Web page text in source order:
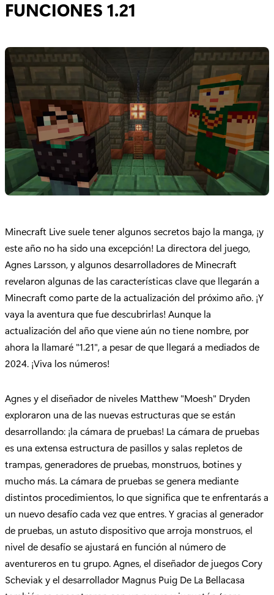
FUNCIONES 1.21
Minecraft Live suele tener algunos secretos bajo la manga, ¡y
este año no ha sido una excepción! La directora del juego,
Agnes Larsson, y algunos desarrolladores de Minecraft
revelaron algunas de las características clave que llegarán a
Minecraft como parte de la actualización del próximo año. ¡Y
vaya la aventura que fue descubrirlas! Aunque la
actualización del año que viene aún no tiene nombre, por
ahora la llamaré "1.21", a pesar de que llegará a mediados de
2024. ¡Viva los números!
Agnes y el diseñador de niveles Matthew "Moesh" Dryden
exploraron una de las nuevas estructuras que se están
desarrollando: ¡la cámara de pruebas! La cámara de pruebas
es una extensa estructura de pasillos y salas repletos de
trampas, generadores de pruebas, monstruos, botines y
mucho más. La cámara de pruebas se genera mediante
distintos procedimientos, lo que significa que te enfrentarás a
un nuevo desafío cada vez que entres. Y gracias al generador
de pruebas, un astuto dispositivo que arroja monstruos, el
nivel de desafío se ajustará en función al número de
aventureros en tu grupo. Agnes, el diseñador de juegos Cory
Scheviak y el desarrollador Magnus Puig De La Bellacasa